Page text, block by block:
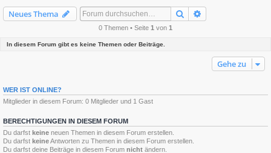
Neues Thema Suche
0 Themen • Seite 1 von 1
In diesem Forum gibt es keine Themen oder Beiträge.
Gehe zu
WER IST ONLINE?
Mitglieder in diesem Forum: 0 Mitglieder und 1 Gast
BERECHTIGUNGEN IN DIESEM FORUM
Du darfst keine neuen Themen in diesem Forum erstellen.
Du darfst keineAntworten zu Themen in diesem Forum erstellen.
Du darfst deine Beiträge in diesem Forum nicht ändern.